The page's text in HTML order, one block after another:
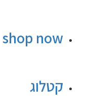
shop now
קטלוג